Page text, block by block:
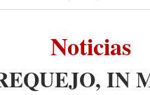
Noticias
IN